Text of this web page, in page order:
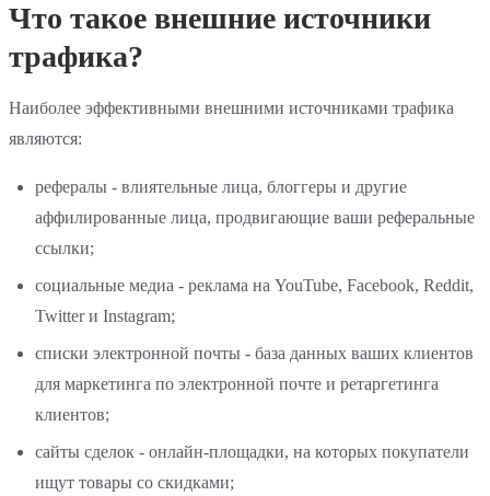
Что такое внешние источники
трафика?
Наиболее эффективными внешними источниками трафика
являются:
рефералы - влиятельные лица, блоггеры и другие
аффилированные лица, продвигающие ваши реферальные
ссылки;
социальные медиа - реклама на YouTube, Facebook, Reddit,
Twitter и Instagram;
списки электронной почты - база данных ваших клиентов
для маркетинга по электронной почте и ретаргетинга
клиентов;
сайты сделок - онлайн-площадки, на которых покупатели
ищут товары со скидками;